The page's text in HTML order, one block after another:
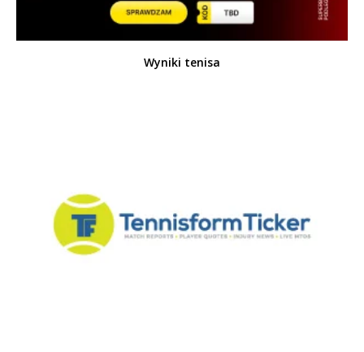
Wyniki tenisa